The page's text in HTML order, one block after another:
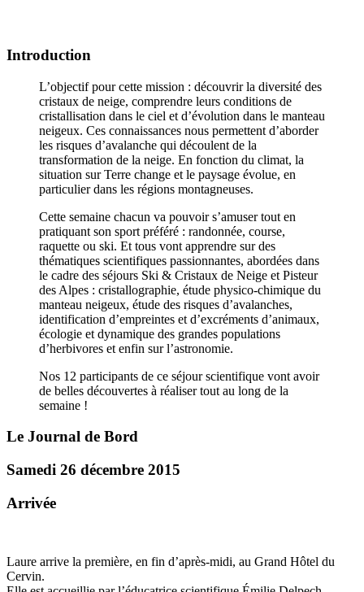
Introduction
L’objectif pour cette mission : découvrir la diversité des
cristaux de neige, comprendre leurs conditions de
cristallisation dans le ciel et d’évolution dans le manteau
neigeux. Ces connaissances nous permettent d’aborder
les risques d’avalanche qui découlent de la
transformation de la neige. En fonction du climat, la
situation sur Terre change et le paysage évolue, en
particulier dans les régions montagneuses.
Cette semaine chacun va pouvoir s’amuser tout en
pratiquant son sport préféré : randonnée, course,
raquette ou ski. Et tous vont apprendre sur des
thématiques scientifiques passionnantes, abordées dans
le cadre des séjours Ski & Cristaux de Neige et Pisteur
des Alpes : cristallographie, étude physico-chimique du
manteau neigeux, étude des risques d’avalanches,
identification d’empreintes et d’excréments d’animaux,
écologie et dynamique des grandes populations
d’herbivores et enfin sur l’astronomie.
Nos 12 participants de ce séjour scientifique vont avoir
de belles découvertes à réaliser tout au long de la
semaine !
Le Journal de Bord
Samedi 26 décembre 2015
Arrivée
Laure arrive la première, en fin d’après-midi, au Grand Hôtel du
Cervin.